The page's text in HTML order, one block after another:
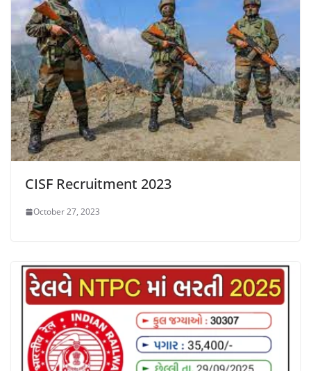
CISF Recruitment 2023
October 27, 2023